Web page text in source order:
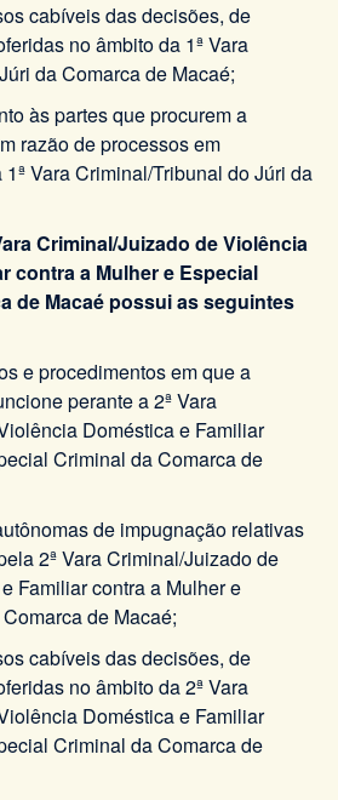
cabíveis das decisões, de
no âmbito da 1ª Vara
da Comarca de Macaé;
às partes que procurem a
razão de processos em
Vara Criminal/Tribunal do Júri da
Criminal/Juizado de Violência
contra a Mulher e Especial
de Macaé possui as seguintes
e procedimentos em que a
perante a 2ª Vara
Doméstica e Familiar
Criminal da Comarca de
de impugnação relativas
2ª Vara Criminal/Juizado de
Familiar contra a Mulher e
de Macaé;
cabíveis das decisões, de
no âmbito da 2ª Vara
Doméstica e Familiar
Criminal da Comarca de